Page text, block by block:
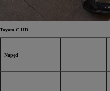
Toyota C-HR
Napęd